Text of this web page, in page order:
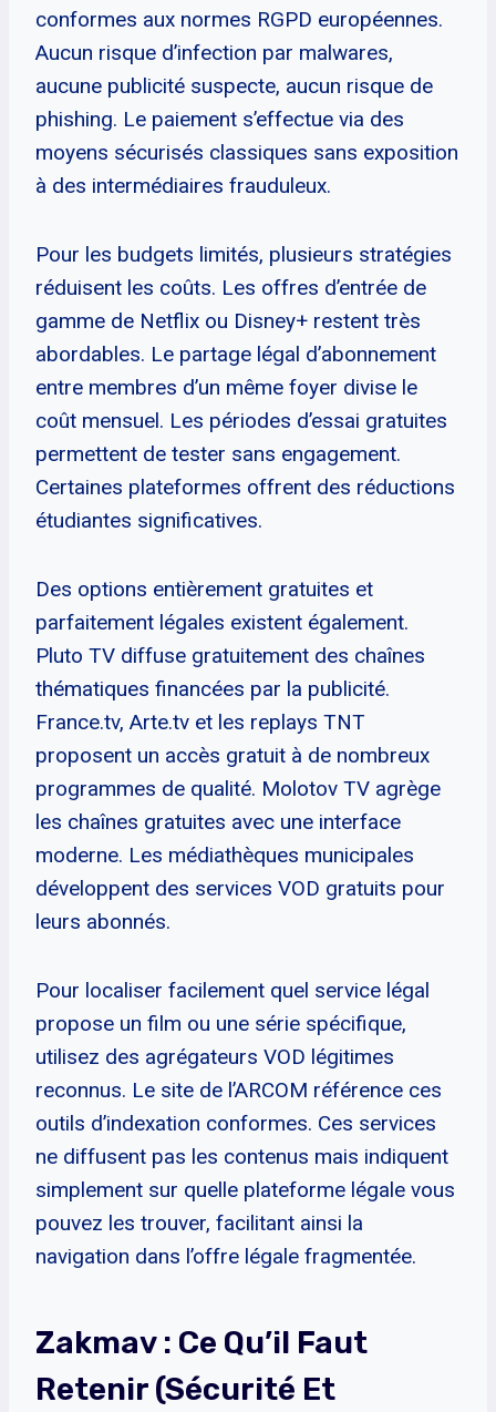
conformes aux normes RGPD européennes.
Aucun risque d’infection par malwares,
aucune publicité suspecte, aucun risque de
phishing. Le paiement s’effectue via des
moyens sécurisés classiques sans exposition
à des intermédiaires frauduleux.
Pour les budgets limités, plusieurs stratégies
réduisent les coûts. Les offres d’entrée de
gamme de Netflix ou Disney+ restent très
abordables. Le partage légal d’abonnement
entre membres d’un même foyer divise le
coût mensuel. Les périodes d’essai gratuites
permettent de tester sans engagement.
Certaines plateformes offrent des réductions
étudiantes significatives.
Des options entièrement gratuites et
parfaitement légales existent également.
Pluto TV diffuse gratuitement des chaînes
thématiques financées par la publicité.
France.tv, Arte.tv et les replays TNT
proposent un accès gratuit à de nombreux
programmes de qualité. Molotov TV agrège
les chaînes gratuites avec une interface
moderne. Les médiathèques municipales
développent des services VOD gratuits pour
leurs abonnés.
Pour localiser facilement quel service légal
propose un film ou une série spécifique,
utilisez des agrégateurs VOD légitimes
reconnus. Le site de l’ARCOM référence ces
outils d’indexation conformes. Ces services
ne diffusent pas les contenus mais indiquent
simplement sur quelle plateforme légale vous
pouvez les trouver, facilitant ainsi la
navigation dans l’offre légale fragmentée.
Zakmav : Ce Qu’il Faut
Retenir (Sécurité Et